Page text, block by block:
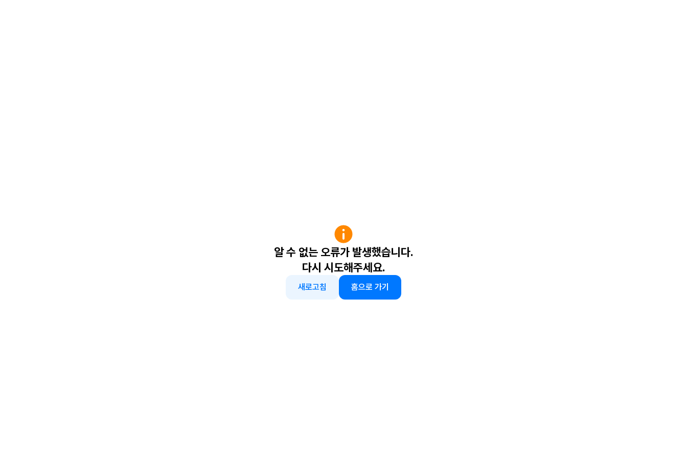
알 수 없는 오류가 발생했습니다.
다시 시도해주세요.
새로고침 홈으로 가기